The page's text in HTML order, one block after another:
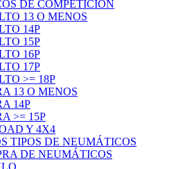
DE COMPETICIÓN
13 O MENOS
14P
15P
16P
17P
>= 18P
13 O MENOS
14P
>= 15P
Y 4X4
TIPOS DE NEUMÁTICOS
DE NEUMÁTICOS